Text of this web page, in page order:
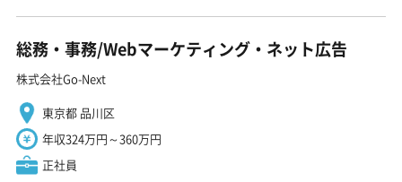
総務・事務/Webマーケティング・ネット広告
株式会社Go-Next
東京都 品川区
年収324万円～360万円
正社員